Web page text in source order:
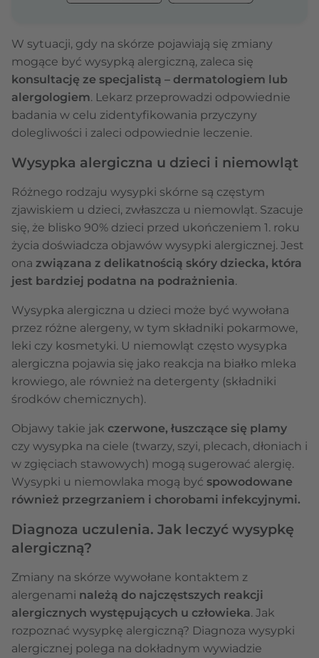
W sytuacji, gdy na skórze pojawiają się zmiany
mogące być wysypką alergiczną, zaleca się
konsultację ze specjalistą – dermatologiem lub
alergologiem. Lekarz przeprowadzi odpowiednie
badania w celu zidentyfikowania przyczyny
dolegliwości i zaleci odpowiednie leczenie.
Wysypka alergiczna u dzieci i niemowląt
Różnego rodzaju wysypki skórne są częstym
zjawiskiem u dzieci, zwłaszcza u niemowląt. Szacuje
się, że blisko 90% dzieci przed ukończeniem 1. roku
życia doświadcza objawów wysypki alergicznej. Jest
ona związana z delikatnością skóry dziecka, która
jest bardziej podatna na podrażnienia.
Wysypka alergiczna u dzieci może być wywołana
przez różne alergeny, w tym składniki pokarmowe,
leki czy kosmetyki. U niemowląt często wysypka
alergiczna pojawia się jako reakcja na białko mleka
krowiego, ale również na detergenty (składniki
środków chemicznych).
Objawy takie jak czerwone, łuszczące się plamy
czy wysypka na ciele (twarzy, szyi, plecach, dłoniach i
w zgięciach stawowych) mogą sugerować alergię.
Wysypki u niemowlaka mogą być spowodowane
również przegrzaniem i chorobami infekcyjnymi.
Diagnoza uczulenia. Jak leczyć wysypkę
alergiczną?
Zmiany na skórze wywołane kontaktem z
alergenami należą do najczęstszych reakcji
alergicznych występujących u człowieka. Jak
rozpoznać wysypkę alergiczną? Diagnoza wysypki
alergicznej polega na dokładnym wywiadzie